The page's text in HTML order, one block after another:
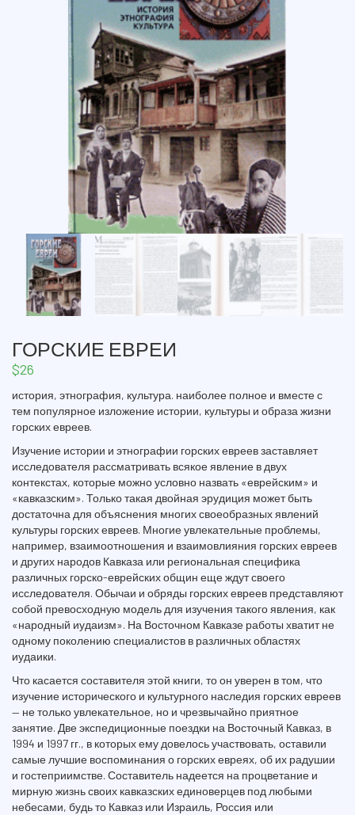
ГОРСКИЕ ЕВРЕИ
$26
история, этнография, культура. наиболее полное и вместе с
тем популярное изложение истории, культуры и образа жизни
горских евреев.
Изучение истории и этнографии горских евреев заставляет
исследователя рассматривать всякое явление в двух
контекстах, которые можно условно назвать «еврейским» и
«кавказским». Только такая двойная эрудиция может быть
достаточна для объяснения многих своеобразных явлений
культуры горских евреев. Многие увлекательные проблемы,
например, взаимоотношения и взаимовлияния горских евреев
и других народов Кавказа или региональная специфика
различных горско-еврейских общин еще ждут своего
исследователя. Обычаи и обряды горских евреев представляют
собой превосходную модель для изучения такого явления, как
«народный иудаизм». На Восточном Кавказе работы хватит не
одному поколению специалистов в различных областях
иудаики.
Что касается составителя этой книги, то он уверен в том, что
изучение исторического и культурного наследия горских евреев
— не только увлекательное, но и чрезвычайно приятное
занятие. Две экспедиционные поездки на Восточный Кавказ, в
1994 и 1997 гг., в которых ему довелось участвовать, оставили
самые лучшие воспоминания о горских евреях, об их радушии
и гостеприимстве. Составитель надеется на процветание и
мирную жизнь своих кавказских единоверцев под любыми
небесами, будь то Кавказ или Израиль, Россия или